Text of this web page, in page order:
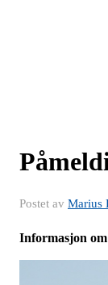
Postet av Marius
Informasjon